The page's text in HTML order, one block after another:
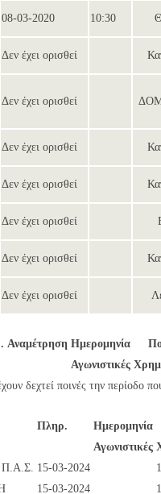
08-03-2020 10:30
Δεν έχει ορισθεί
Δεν έχει ορισθεί
Δεν έχει ορισθεί
Δεν έχει ορισθεί
Δεν έχει ορισθεί
Δεν έχει ορισθεί
Δεν έχει ορισθεί
Αναμέτρηση Ημερομηνία
Αγωνιστικές
δεχτεί ποινές την περίοδο
Πληρ.
Ημερομηνία
Αγωνιστικές
15-03-2024
15-03-2024